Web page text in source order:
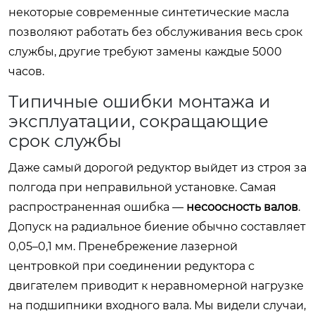
некоторые современные синтетические масла
позволяют работать без обслуживания весь срок
службы, другие требуют замены каждые 5000
часов.
Типичные ошибки монтажа и
эксплуатации, сокращающие
срок службы
Даже самый дорогой редуктор выйдет из строя за
полгода при неправильной установке. Самая
распространенная ошибка — несоосность валов.
Допуск на радиальное биение обычно составляет
0,05–0,1 мм. Пренебрежение лазерной
центровкой при соединении редуктора с
двигателем приводит к неравномерной нагрузке
на подшипники входного вала. Мы видели случаи,